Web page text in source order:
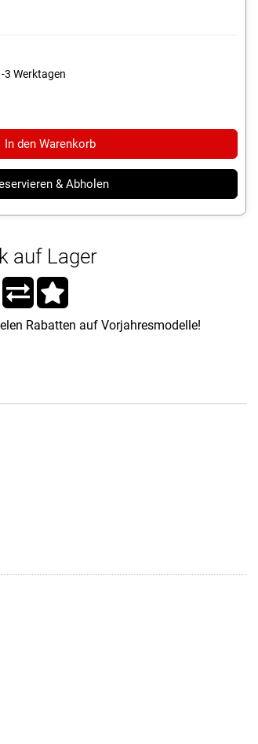
3 Werktagen
In den Warenkorb
& Abholen
auf Lager
Rabatten auf Vorjahresmodelle!